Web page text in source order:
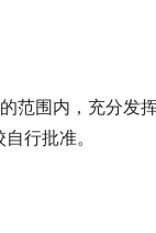
范围内，充分发
行批准。